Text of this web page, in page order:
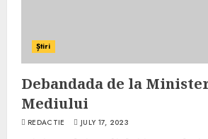
Știri
Debandada de la
Mediului
REDACTIE JULY 17, 2023